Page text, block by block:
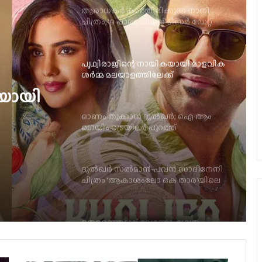
ഐ
പൃഥ്വിരാജിന്റെ നായികയായി മാളവിക
ശര്‍മ്മ മലയാളത്തിലേക്ക്
ഓണം തൂക്കാന്‍ ദുല്‍ഖര്‍; ഐ ആം
ഗെയിം ട്രെയിലര്‍ പുറത്ത്
ദുല്‍ഖര്‍ സല്‍മാന്‍-പവന്‍ സാദിനേനി
ചിത്രം ‘ആകാശംലോ ഒക താര’യിലെ
ആദ്യ ഗാനം ‘കുട്ടി കുട്ടി പൂവേ’ പുറത്ത്
തെരഞ്ഞെടുപ്പ് വേണോ, ശ്വേത
തുടരണോ? ശ്വേതാ മേനോനെതിരെ
വാട്സ്ആപ്പ് ഗ്രൂപ്പില്‍ പോളുമായി
വനിതാ താരങ്ങള്‍
നടന്‍ ബാലയ്യക്ക് പരിക്ക്, ശസ്ത്രക്രിയക്ക്